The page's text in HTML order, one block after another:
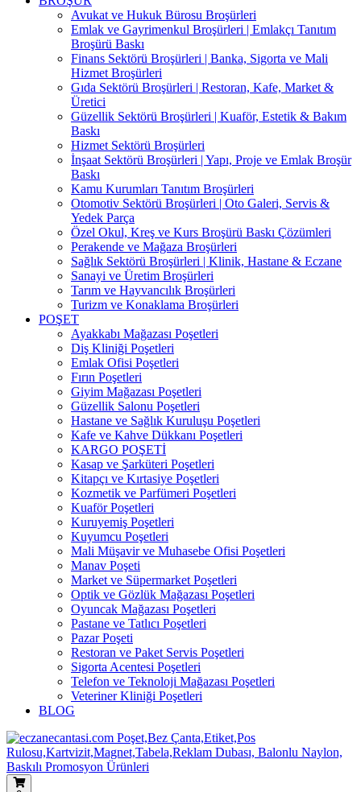
Avukat ve Hukuk Bürosu Broşürleri
Emlak ve Gayrimenkul Broşürleri | Emlakçı Tanıtım
Broşürü Baskı
Finans Sektörü Broşürleri | Banka, Sigorta ve Mali
Hizmet Broşürleri
Gıda Sektörü Broşürleri | Restoran, Kafe, Market &
Üretici
Güzellik Sektörü Broşürleri | Kuaför, Estetik & Bakım
Baskı
Hizmet Sektörü Broşürleri
İnşaat Sektörü Broşürleri | Yapı, Proje ve Emlak Broşür
Baskı
Kamu Kurumları Tanıtım Broşürleri
Otomotiv Sektörü Broşürleri | Oto Galeri, Servis &
Yedek Parça
Özel Okul, Kreş ve Kurs Broşürü Baskı Çözümleri
Perakende ve Mağaza Broşürleri
Sağlık Sektörü Broşürleri | Klinik, Hastane & Eczane
Sanayi ve Üretim Broşürleri
Tarım ve Hayvancılık Broşürleri
Turizm ve Konaklama Broşürleri
POŞET
Ayakkabı Mağazası Poşetleri
Diş Kliniği Poşetleri
Emlak Ofisi Poşetleri
Fırın Poşetleri
Giyim Mağazası Poşetleri
Güzellik Salonu Poşetleri
Hastane ve Sağlık Kuruluşu Poşetleri
Kafe ve Kahve Dükkanı Poşetleri
KARGO POŞETİ
Kasap ve Şarküteri Poşetleri
Kitapçı ve Kırtasiye Poşetleri
Kozmetik ve Parfümeri Poşetleri
Kuaför Poşetleri
Kuruyemiş Poşetleri
Kuyumcu Poşetleri
Mali Müşavir ve Muhasebe Ofisi Poşetleri
Manav Poşeti
Market ve Süpermarket Poşetleri
Optik ve Gözlük Mağazası Poşetleri
Oyuncak Mağazası Poşetleri
Pastane ve Tatlıcı Poşetleri
Pazar Poşeti
Restoran ve Paket Servis Poşetleri
Sigorta Acentesi Poşetleri
Telefon ve Teknoloji Mağazası Poşetleri
Veteriner Kliniği Poşetleri
BLOG